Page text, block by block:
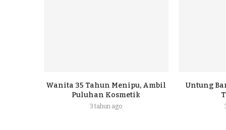
Wanita 35 Tahun Menipu, Ambil
Puluhan Kosmetik
3 tahun ago
Untung